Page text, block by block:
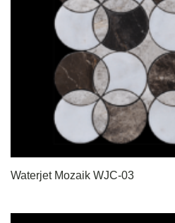
Waterjet Mozaik WJC-03